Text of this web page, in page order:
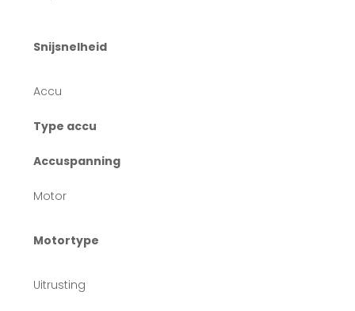
Snijsnelheid
Accu
Type accu
Accuspanning
Motor
Motortype
Uitrusting